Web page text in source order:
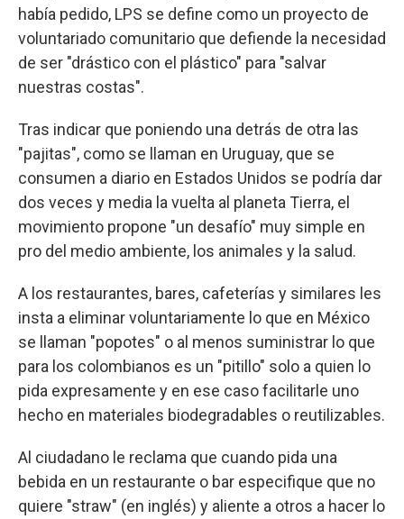
había pedido, LPS se define como un proyecto de
voluntariado comunitario que defiende la necesidad
de ser "drástico con el plástico" para "salvar
nuestras costas".
Tras indicar que poniendo una detrás de otra las
"pajitas", como se llaman en Uruguay, que se
consumen a diario en Estados Unidos se podría dar
dos veces y media la vuelta al planeta Tierra, el
movimiento propone "un desafío" muy simple en
pro del medio ambiente, los animales y la salud.
A los restaurantes, bares, cafeterías y similares les
insta a eliminar voluntariamente lo que en México
se llaman "popotes" o al menos suministrar lo que
para los colombianos es un "pitillo" solo a quien lo
pida expresamente y en ese caso facilitarle uno
hecho en materiales biodegradables o reutilizables.
Al ciudadano le reclama que cuando pida una
bebida en un restaurante o bar especifique que no
quiere "straw" (en inglés) y aliente a otros a hacer lo